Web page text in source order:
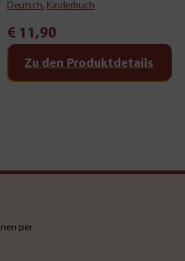
Deutsch, Kinderbuch
€ 11,90
Zu den Produktdetails
per